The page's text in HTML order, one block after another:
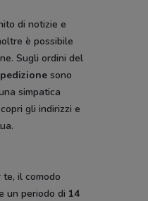
di notizie e
è possibile
Sugli ordini del
sono
simpatica
gli indirizzi e
il comodo
un periodo di 14